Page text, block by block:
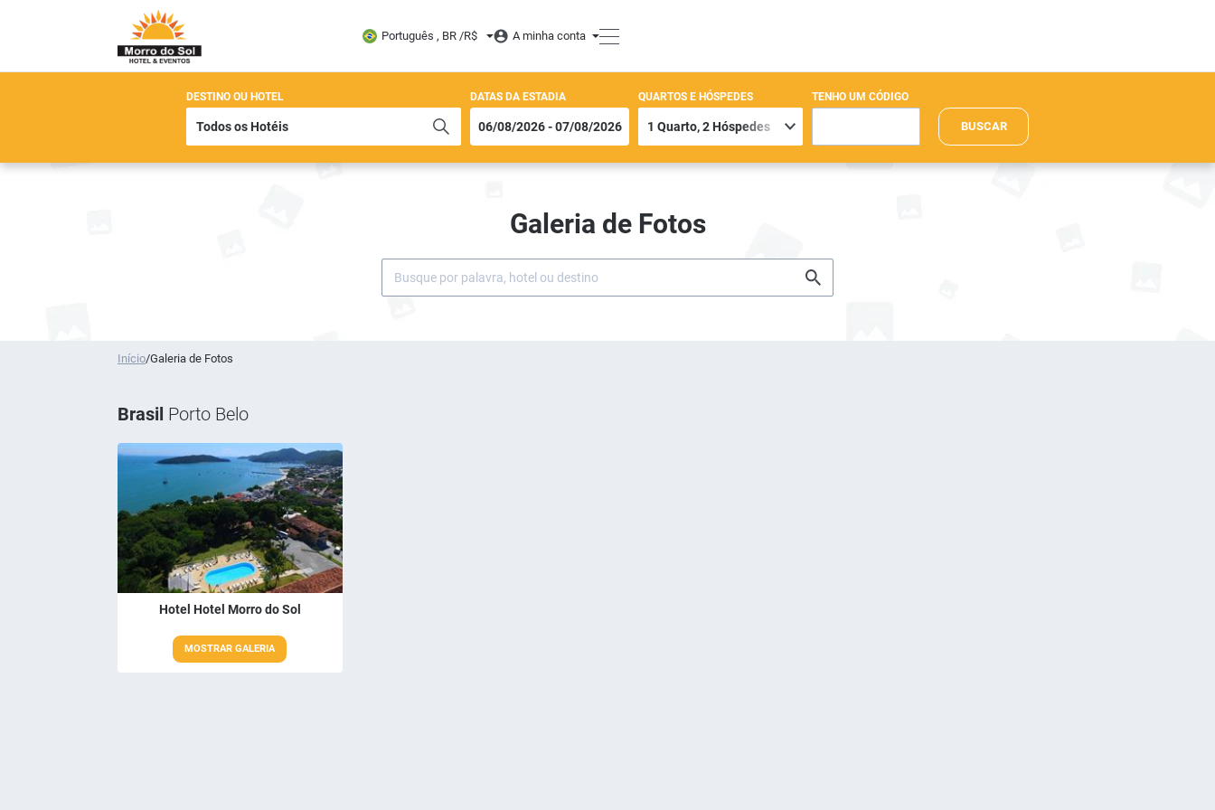
Português , BR /R$ A minha conta
DESTINO OU HOTEL DATAS DA ESTADIA QUARTOS E HÓSPEDES TENHO UM CÓDIGO
BUSCAR
Galeria de Fotos
Início/Galeria de Fotos
Brasil Porto Belo
Hotel Hotel Morro do Sol
MOSTRAR GALERIA